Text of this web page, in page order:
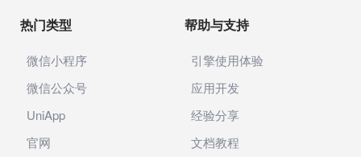
热门类型
微信小程序
微信公众号
UniApp
官网
帮助与支持
引擎使用体验
应用开发
经验分享
文档教程